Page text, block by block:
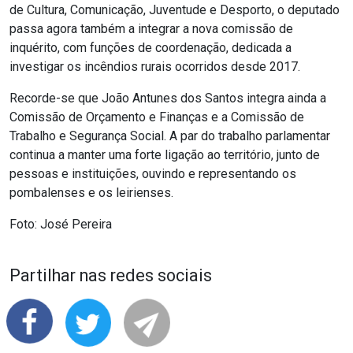
de Cultura, Comunicação, Juventude e Desporto, o deputado
passa agora também a integrar a nova comissão de
inquérito, com funções de coordenação, dedicada a
investigar os incêndios rurais ocorridos desde 2017.
Recorde-se que João Antunes dos Santos integra ainda a
Comissão de Orçamento e Finanças e a Comissão de
Trabalho e Segurança Social. A par do trabalho parlamentar
continua a manter uma forte ligação ao território, junto de
pessoas e instituições, ouvindo e representando os
pombalenses e os leirienses.
Foto: José Pereira
Partilhar nas redes sociais